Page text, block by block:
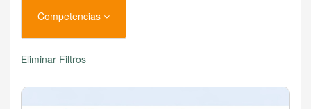
Competencias
Eliminar Filtros